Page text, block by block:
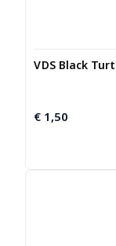
VDS Black
€ 1,50